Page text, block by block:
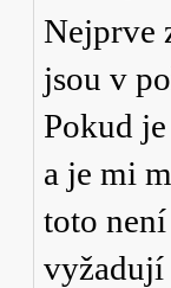
Nejprve
jsou v
Pokud
a je mi
toto
vyžadují